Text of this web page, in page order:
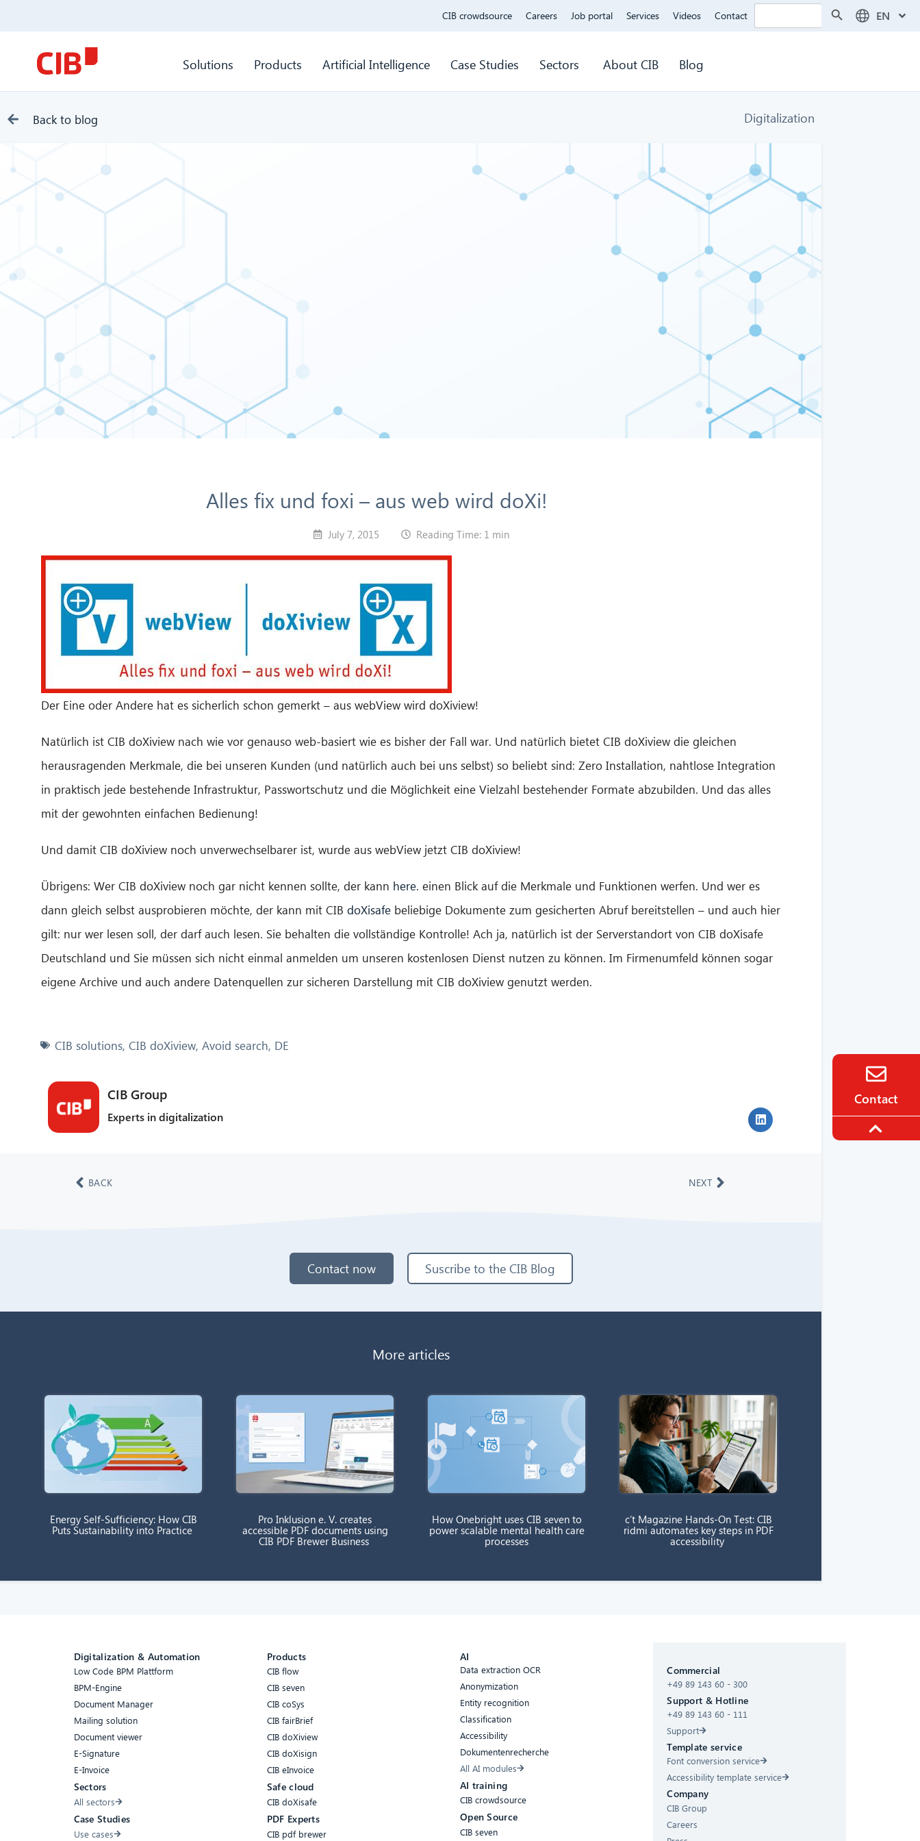
CIB crowdsource Careers Job portal Services Videos Contact Search EN
Solutions Products Artificial Intelligence Case Studies Sectors About CIB Blog
Back to blog Digitalization
Alles fix und foxi – aus web wird doXi!
July 7, 2015 Reading Time: 1 min
Der Eine oder Andere hat es sicherlich schon gemerkt – aus webView wird doXiview!
Natürlich ist CIB doXiview nach wie vor genauso web-basiert wie es bisher der Fall war. Und natürlich bietet CIB doXiview die gleichen
herausragenden Merkmale, die bei unseren Kunden (und natürlich auch bei uns selbst) so beliebt sind: Zero Installation, nahtlose Integration
in praktisch jede bestehende Infrastruktur, Passwortschutz und die Möglichkeit eine Vielzahl bestehender Formate abzubilden. Und das alles
mit der gewohnten einfachen Bedienung!
Und damit CIB doXiview noch unverwechselbarer ist, wurde aus webView jetzt CIB doXiview!
Übrigens: Wer CIB doXiview noch gar nicht kennen sollte, der kann here. einen Blick auf die Merkmale und Funktionen werfen. Und wer es
dann gleich selbst ausprobieren möchte, der kann mit CIB doXisafe beliebige Dokumente zum gesicherten Abruf bereitstellen – und auch hier
gilt: nur wer lesen soll, der darf auch lesen. Sie behalten die vollständige Kontrolle! Ach ja, natürlich ist der Serverstandort von CIB doXisafe
Deutschland und Sie müssen sich nicht einmal anmelden um unseren kostenlosen Dienst nutzen zu können. Im Firmenumfeld können sogar
eigene Archive und auch andere Datenquellen zur sicheren Darstellung mit CIB doXiview genutzt werden.
CIB solutions, CIB doXiview, Avoid search, DE
CIB Group
Experts in digitalization
BACK NEXT
Contact now Suscribe to the CIB Blog
More articles
Energy Self-Sufficiency: How CIB
Puts Sustainability into Practice
Pro Inklusion e. V. creates
accessible PDF documents using
CIB PDF Brewer Business
How Onebright uses CIB seven to
power scalable mental health care
processes
c’t Magazine Hands-On Test: CIB
ridmi automates key steps in PDF
accessibility
Digitalization & Automation
Low Code BPM Plattform
BPM-Engine
Document Manager
Mailing solution
Document viewer
E-Signature
E-Invoice
Sectors
All sectors
Case Studies
Use cases
Products
CIB flow
CIB seven
CIB coSys
CIB fairBrief
CIB doXiview
CIB doXisign
CIB eInvoice
Safe cloud
CIB doXisafe
PDF Experts
CIB pdf brewer
AI
Data extraction OCR
Anonymization
Entity recognition
Classification
Accessibility
Dokumentenrecherche
All AI modules
AI training
CIB crowdsource
Open Source
CIB seven
Commercial
+49 89 143 60 - 300
Support & Hotline
+49 89 143 60 - 111
Support
Template service
Font conversion service
Accessibility template service
Company
CIB Group
Careers
Hello! What can I do for you?
Contact